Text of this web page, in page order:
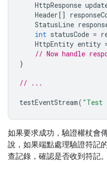
HttpResponse
Header[]
StatusLine
int statusCode =
HttpEntity entity
// Now handle
}
// ...
testEventStream( "Test
如果要求成功，驗證權杖會
說，如果端點處理驗證符記
查記錄，確認是否收到符記。